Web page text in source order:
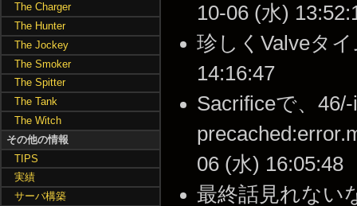
10-06 (水)
珍しくValveタ
14:16:47
Sacrificeで、
06 (水) 16:05:48
最終話見れない
The Charger
The Hunter
The Jockey
The Smoker
The Spitter
The Tank
The Witch
その他の情報
TIPS
実績
サーバ構築